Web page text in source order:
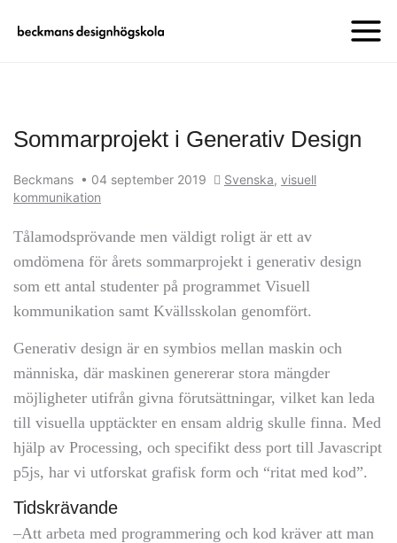
Sommarprojekt i Generativ Design
Beckmans • 04 september 2019 Svenska, visuell
kommunikation
Tålamodsprövande men väldigt roligt är ett av
omdömena för årets sommarprojekt i generativ design
som ett antal studenter på programmet Visuell
kommunikation samt Kvällsskolan genomfört.
Generativ design är en symbios mellan maskin och
människa, där maskinen genererar stora mängder
möjligheter utifrån givna förutsättningar, vilket kan leda
till visuella upptäckter en ensam aldrig skulle finna. Med
hjälp av Processing, och specifikt dess port till Javascript
p5js, har vi utforskat grafisk form och “ritat med kod”.
Tidskrävande
–Att arbeta med programmering och kod kräver att man